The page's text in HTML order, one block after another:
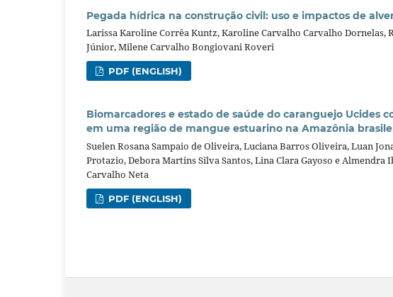
Pegada hídrica na construção civil: uso e impactos de
Larissa Karoline Corrêa Kuntz, Karoline Carvalho Carvalho Dornelas,
Júnior, Milene Carvalho Bongiovani Roveri
PDF (ENGLISH)
Biomarcadores e estado de saúde do caranguejo Ucides
em uma região de mangue estuarino na Amazônia
Suelen Rosana Sampaio de Oliveira, Luciana Barros Oliveira, Luan
Protazio, Debora Martins Silva Santos, Lina Clara Gayoso e
Carvalho Neta
PDF (ENGLISH)